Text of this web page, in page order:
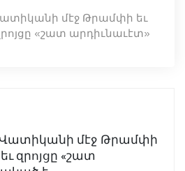
մէջ Թրամփի եւ
«շատ արդիւնաւէտ»
մէջ Թրամփի
զրոյցը «շատ